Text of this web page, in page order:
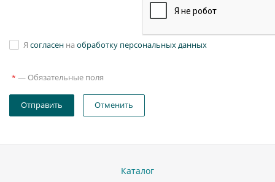
Я согласен на обработку персональных данных
* — Обязательные поля
Отправить Отменить
Каталог